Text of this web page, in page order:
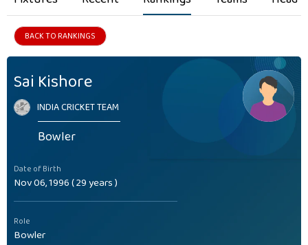
BACK TO RANKINGS
Sai Kishore
INDIA CRICKET TEAM
Bowler
Date of Birth
Nov 06, 1996 ( 29 years )
Role
Bowler